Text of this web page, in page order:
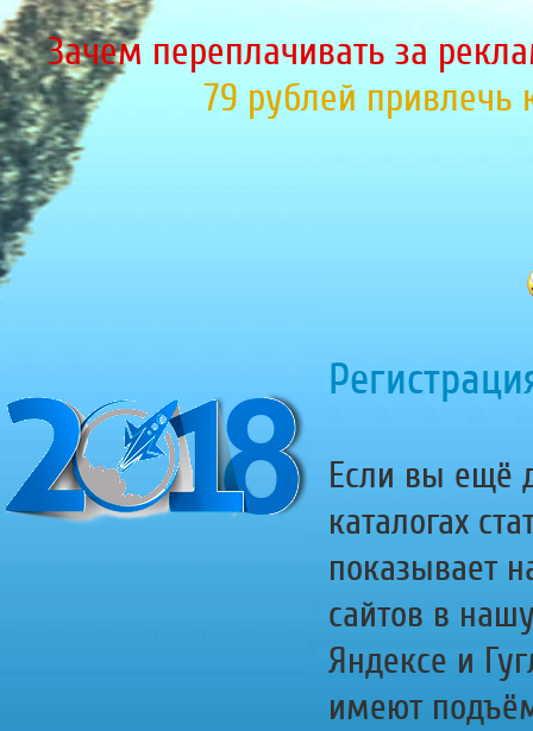
Зачем переплачивать за
79 рублей
Если вы ещё
каталогах
показывает
сайтов в
Яндексе и
имеют